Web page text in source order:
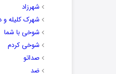
شهرزاد
شهرک کلیله و
شوخی با شما
شوخی کردم
صداتو
ضد